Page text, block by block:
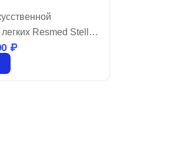
Resmed Stellar
требованиям
клиник, предлагая
оптимизации работы
₽